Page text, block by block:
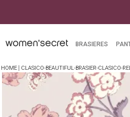
BRASIERES
CLASICO-BEAUTIFUL-BRASIER-CLASICO-